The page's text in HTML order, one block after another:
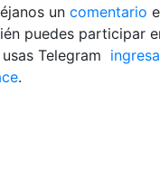
un comentario
puedes participar
usas Telegram
.